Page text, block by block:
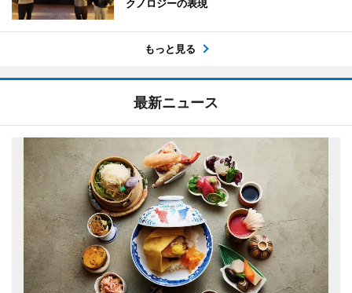
クノロジーの表現
もっと見る
最新ニュース